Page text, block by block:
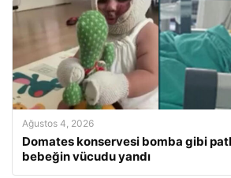
Ağustos 4, 2026
Domates konservesi bomba gibi
bebeğin vücudu yandı